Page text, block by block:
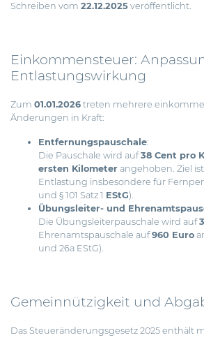
Schreiben vom 22.12.2025 veröffentlicht.
Einkommensteuer:
Entlastungswirkung
Zum 01.01.2026 treten mehrere
Änderungen in Kraft:
Entfernungspauschale:
Die Pauschale wird auf38 Cent pro
ersten Kilometer angehoben. Ziel
Entlastung insbesondere für
und § 101 Satz 1 EStG).
Übungsleiter- und
Die Übungsleiterpauschale wird auf
Ehrenamtspauschale auf960 Euro
und 26a EStG).
Gemeinnützigkeit und
Das Steueränderungsgesetz 2025 enthält